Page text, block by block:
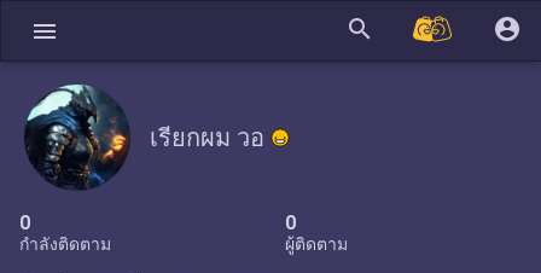
menu search account_circle
เรียกผม วอ
0
กำลังติดตาม
0
ผู้ติดตาม